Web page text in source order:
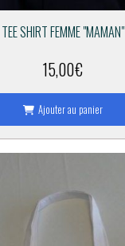
TEE SHIRT FEMME "MAMAN"
15,00€
Ajouter au panier